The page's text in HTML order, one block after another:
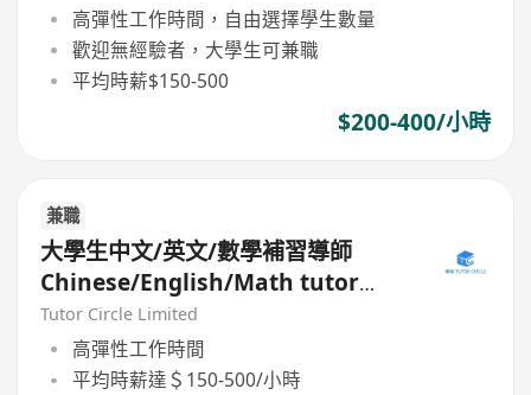
高彈性工作時間，自由選擇學生數量
歡迎無經驗者，大學生可兼職
平均時薪$150-500
$200-400/小時
兼職
大學生中文/英文/數學補習導師
Chinese/English/Math tutor
(Part Time/Freelancer)
Tutor Circle Limited
高彈性工作時間
平均時薪達＄150-500/小時